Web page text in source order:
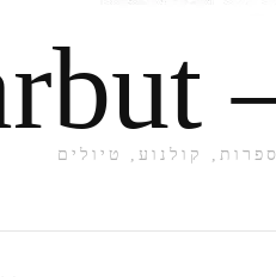
קולנוע, טיולים